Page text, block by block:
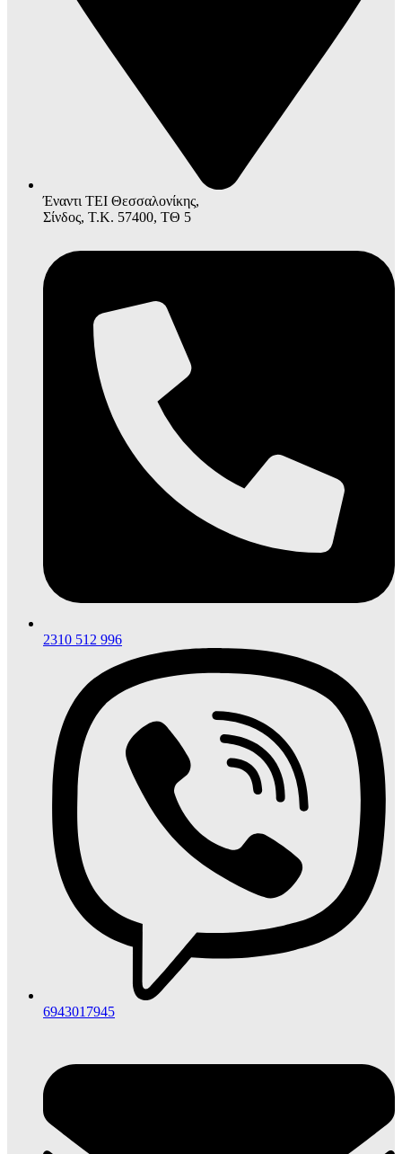
Έναντι ΤΕΙ Θεσσαλονίκης,
Σίνδος, Τ.Κ. 57400, ΤΘ 5
2310 512 996
6943017945